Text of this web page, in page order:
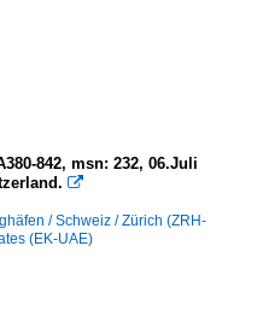
(MXP-LIMC)
842, msn: 232, 06.Juli

/ Schweiz / Zürich (ZRH-
(EK-UAE)